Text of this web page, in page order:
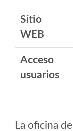
Sitio
WEB
Acceso
usuarios
La oficina del